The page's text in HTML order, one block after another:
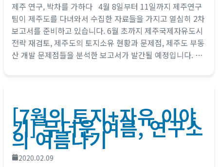
제주 연구, 박차를 가하다 4월 8일부터 11일까지 제주연구
팀이 제주도를 다녀와서 수집한 자료들을 가지고 열심히 2차
보고서를 준비하고 있습니다. 6월 초까지 제주국제자유도시
전략 재검토, 제주도의 토지소유 현황과 문제점, 제주도 부동
산 개발 문제점들을 분석한 보고서가 발간될 예정입니다. 2
[7월의 토지+자유 이야
기] 무더운 여름, 연구소
의 여름나기
2020.02.09